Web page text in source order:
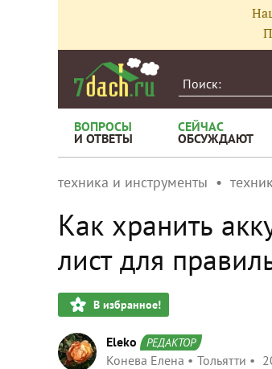
ВОПРОСЫ
И ОТВЕТЫ
СЕЙЧАС
ОБСУЖДАЮТ
техника и инструменты
Как хранить
лист для
В избранное!
Eleko РЕДАКТОР
Конева Елена Тольятти